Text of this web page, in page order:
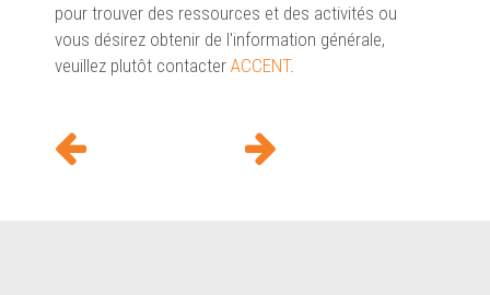
pour trouver des ressources et des activités ou
vous désirez obtenir de l'information générale,
veuillez plutôt contacter ACCENT.